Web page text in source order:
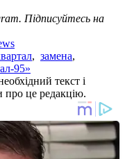
Підписуйтесь на
, замена,
95»
текст і
про це редакцію.